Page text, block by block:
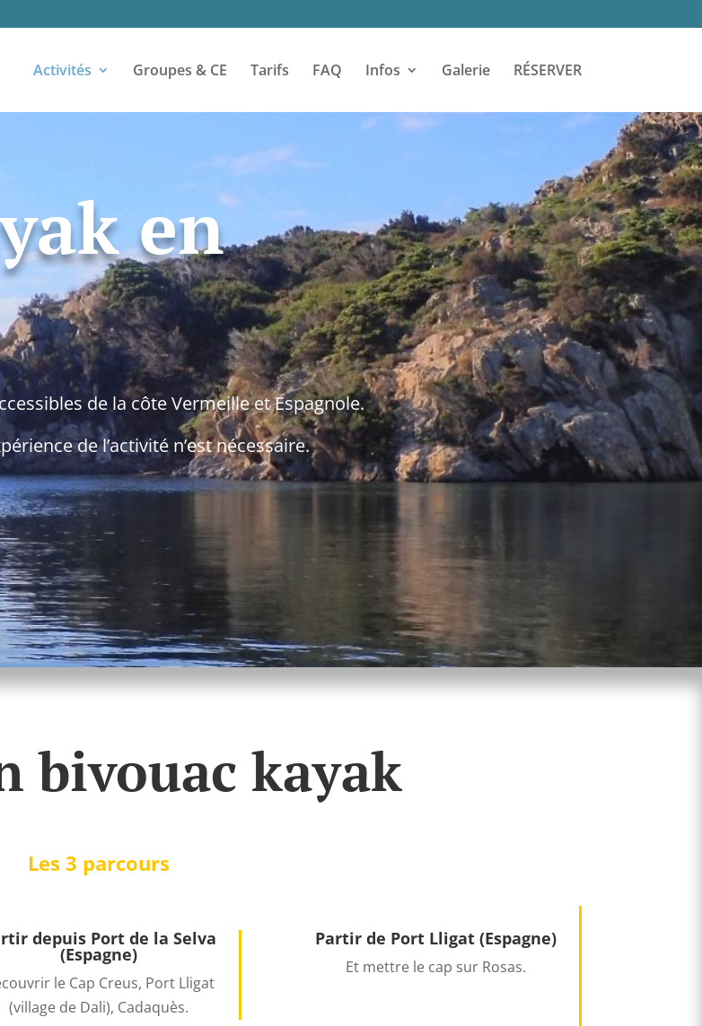
Activités Groupes & CE Tarifs FAQ Infos Galerie RÉSERVER
en
de la côte Vermeille et Espagnole.
de l’activité n’est nécessaire.
bivouac kayak
Les 3 parcours
depuis Port de la Selva
(Espagne)
le Cap Creus, Port Lligat
(village de Dali), Cadaquès.
Partir de Port Lligat (Espagne)
Et mettre le cap sur Rosas.